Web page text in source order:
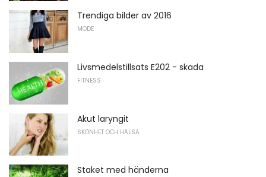
Trendiga bilder av 2016
MODE
Livsmedelstillsats E202 - skada
FITNESS
Akut laryngit
SKÖNHET OCH HÄLSA
Staket med händerna